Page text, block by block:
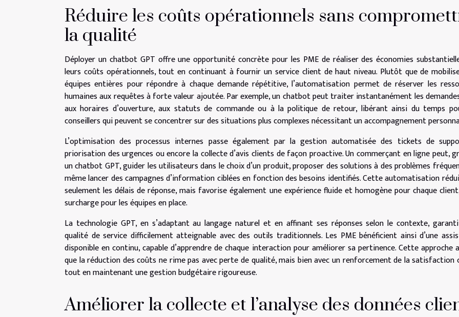
Réduire les coûts opérationnels sans
la qualité
Déployer un chatbot GPT offre une opportunité concrète pour les PME de réaliser des économies
leurs coûts opérationnels, tout en continuant à fournir un service client de haut niveau. Plutôt que de
équipes entières pour répondre à chaque demande répétitive, l’automatisation permet de réserver les
humaines aux requêtes à forte valeur ajoutée. Par exemple, un chatbot peut traiter instantanément les
aux horaires d’ouverture, aux statuts de commande ou à la politique de retour, libérant ainsi du temps
conseillers qui peuvent se concentrer sur des situations plus complexes nécessitant un accompagnement
L’optimisation des processus internes passe également par la gestion automatisée des tickets de
priorisation des urgences ou encore la collecte d’avis clients de façon proactive. Un commerçant en ligne peut,
un chatbot GPT, guider les utilisateurs dans le choix d’un produit, proposer des solutions à des problèmes
même lancer des campagnes d’information ciblées en fonction des besoins identifiés. Cette automatisation
seulement les délais de réponse, mais favorise également une expérience fluide et homogène pour chaque
surcharge pour les équipes en place.
La technologie GPT, en s’adaptant au langage naturel et en affinant ses réponses selon le contexte,
qualité de service difficilement atteignable avec des outils traditionnels. Les PME bénéficient ainsi d’une
disponible en continu, capable d’apprendre de chaque interaction pour améliorer sa pertinence. Cette approche
que la réduction des coûts ne rime pas avec perte de qualité, mais bien avec un renforcement de la satisfaction
tout en maintenant une gestion budgétaire rigoureuse.
Améliorer la collecte et l’analyse des données